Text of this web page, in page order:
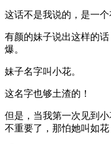
这话不是我说的，是一个
有颜的妹子说出这样的
爆。
妹子名字叫小花。
这名字也够土渣的！
但是，当我第一次见到
不重要了，那怕她叫如花